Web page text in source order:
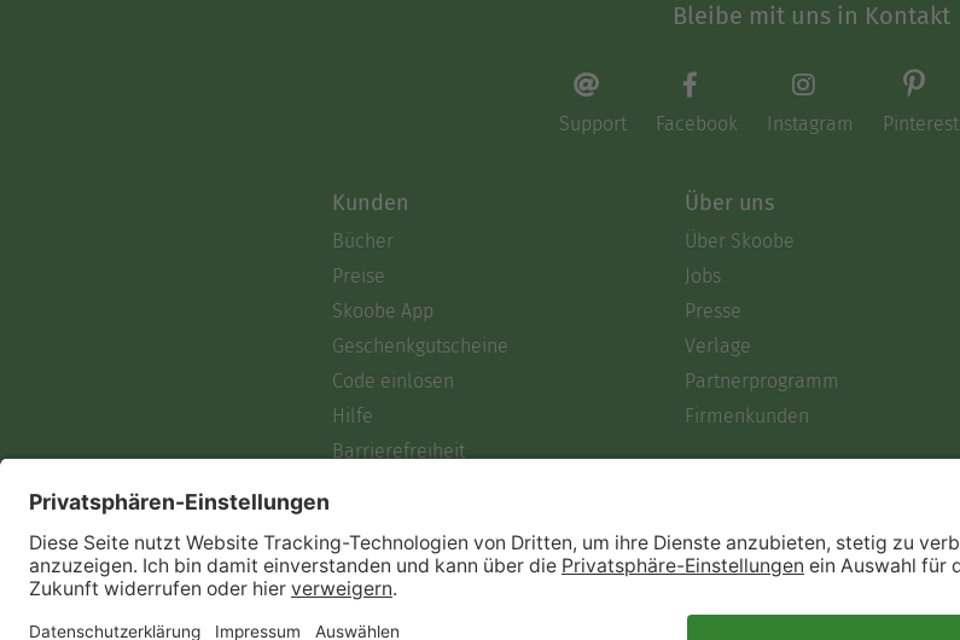
Bleibe mit uns in Kontakt
Support Facebook Instagram Pinterest
Kunden
Bücher
Preise
Skoobe App
Geschenkgutscheine
Code einlösen
Hilfe
Barrierefreiheit
Über uns
Über Skoobe
Jobs
Presse
Verlage
Partnerprogramm
Firmenkunden
Immer ein gutes Buch